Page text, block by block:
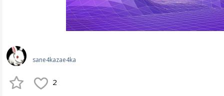
sane4kazae4ka
2